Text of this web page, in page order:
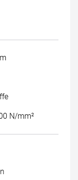
N/mm²